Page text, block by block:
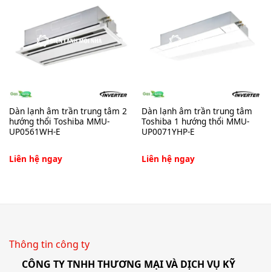
Dàn lạnh âm trần trung tâm 2
hướng thổi Toshiba MMU-
UP0561WH-E
Liên hệ ngay
Dàn lạnh âm trần trung tâm
Toshiba 1 hướng thổi MMU-
UP0071YHP-E
Liên hệ ngay
Thông tin công ty
CÔNG TY TNHH THƯƠNG MẠI VÀ DỊCH VỤ KỸ